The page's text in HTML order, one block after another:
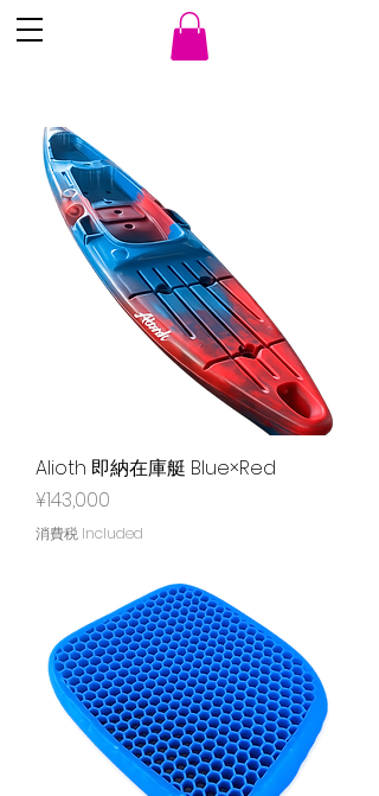
Alioth 即納在庫艇 Blue×Red
Price
¥143,000
消費税 Included